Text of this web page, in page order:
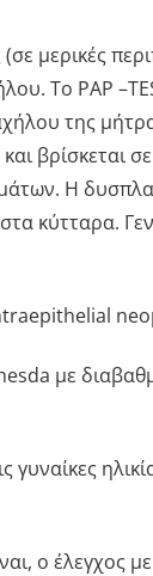
μερικές
Το PAP
της
βρίσκεται
Η
κύτταρα.
με
γυναίκες
ο έλεγχος